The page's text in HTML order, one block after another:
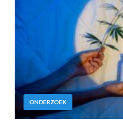
ONDERZOEK